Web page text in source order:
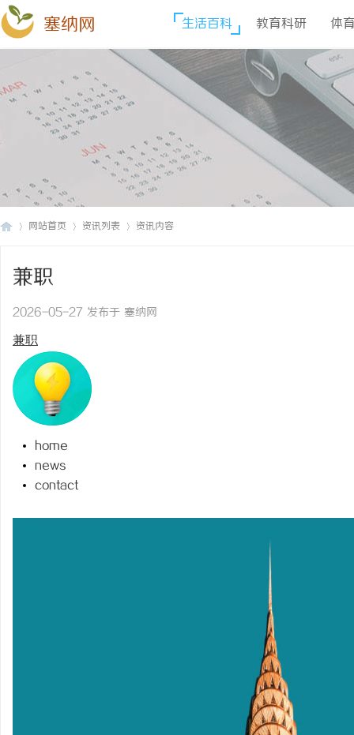
塞纳网 生活百科 教育科研 体
网站首页 资讯列表 资讯内容
兼职
2026-05-27 发布于 塞纳网
兼职
home
news
contact
武汉配眼镜 上海配眼镜